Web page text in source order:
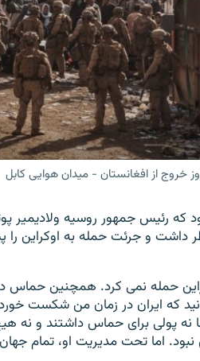
خروج از افغانستان - میدان هوایی کابل
که رئیس جمهور روسیه ولادیمیر
داشت و جرئت حمله به اوکراین را
حمله نمی کرد. همچنین حماس
که ایران در زمان من شکست
نه پولی برای حماس داشتند و نه
نبود. اما تحت مدیریت او، تمام